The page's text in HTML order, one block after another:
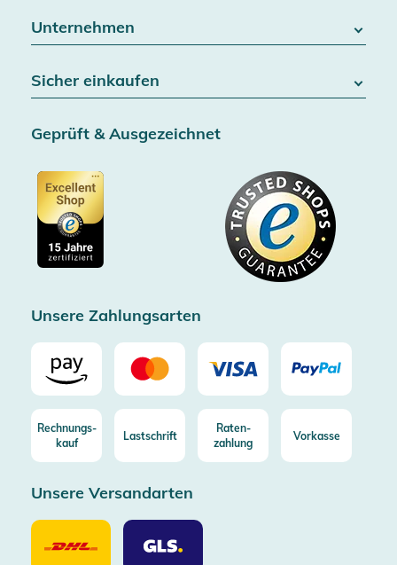
Batteriegesetz
Widerrufsrecht
Vertrag widerrufen
AGB & Kundeninformationen
Datenschutz
Cookie-Einstellungen
Unternehmen
Blog
Jobs
Gutscheine
Showroom Düsseldorf
Impressum
Sicher einkaufen
SSL-Verschlüsselung
Zertifiziert durch Trusted Shops
Käuferschutz bis 20000€
Gratis Versand ab 100€ Bestellwert (in DE/AT)
Kostenlose Rücksendung (aus DE/AT)
Geprüft & Ausgezeichnet
Unsere Zahlungsarten
Rechnungs-
kauf
Lastschrift
Raten-
zahlung
Vorkasse
Unsere Versandarten
Unsere
Versandarten
Unsere
Versandarten